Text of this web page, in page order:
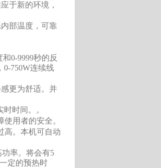
于新的环境，
部温度，可靠
和0-9999秒的反
0-750W连续线
更为舒适。并
时间。。
用者的安全。
高。本机可自动
率。将会有5
定的预热时